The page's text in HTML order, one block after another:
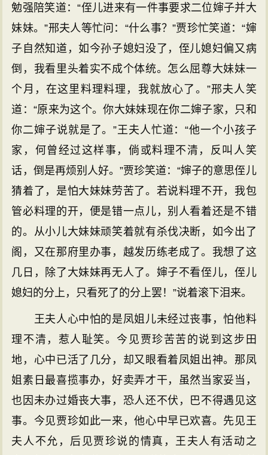
勉强陪笑道：“侄儿进来有一件事要求二位婶子并大
妹妹。”邢夫人等忙问：“什么事？”贾珍忙笑道：“婶
子自然知道，如今孙子媳妇没了，侄儿媳妇偏又病
倒，我看里头着实不成个体统。怎么屈尊大妹妹一
个月，在这里料理料理，我就放心了。”邢夫人笑
道：“原来为这个。你大妹妹现在你二婶子家，只和
你二婶子说就是了。”王夫人忙道：“他一个小孩子
家，何曾经过这样事，倘或料理不清，反叫人笑
话，倒是再烦别人好。”贾珍笑道：“婶子的意思侄儿
猜着了，是怕大妹妹劳苦了。若说料理不开，我包
管必料理的开，便是错一点儿，别人看着还是不错
的。从小儿大妹妹顽笑着就有杀伐决断，如今出了
阁，又在那府里办事，越发历练老成了。我想了这
几日，除了大妹妹再无人了。婶子不看侄儿，侄儿
媳妇的分上，只看死了的分上罢！”说着滚下泪来。
王夫人心中怕的是凤姐儿未经过丧事，怕他料
理不清，惹人耻笑。今见贾珍苦苦的说到这步田
地，心中已活了几分，却又眼看着凤姐出神。那凤
姐素日最喜揽事办，好卖弄才干，虽然当家妥当，
也因未办过婚丧大事，恐人还不伏，巴不得遇见这
事。今见贾珍如此一来，他心中早已欢喜。先见王
夫人不允，后见贾珍说的情真，王夫人有活动之